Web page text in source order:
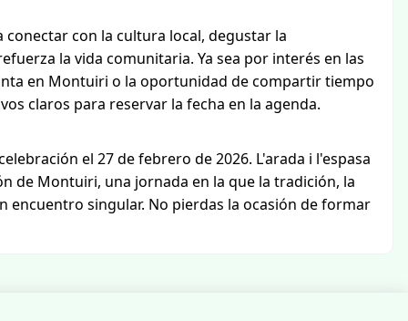
con la cultura local, degustar la
la vida comunitaria. Ya sea por interés en las
en Montuiri o la oportunidad de compartir tiempo
claros para reservar la fecha en la agenda.
el 27 de febrero de 2026. L'arada i l'espasa
de Montuiri, una jornada en la que la tradición, la
encuentro singular. No pierdas la ocasión de formar